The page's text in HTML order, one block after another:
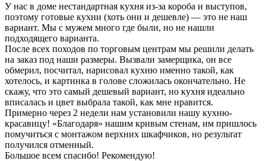
У нас в доме нестандартная кухня из-за короба и выступов,
поэтому готовые кухни (хоть они и дешевле) — это не наш
вариант. Мы с мужем много где были, но не нашли
подходящего варианта.
После всех походов по торговым центрам мы решили делать
на заказ под наши размеры. Вызвали замерщика, он все
обмерил, посчитал, нарисовал кухню именно такой, как
хотелось, и картинка в голове сложилась окончательно. Не
скажу, что это самый дешевый вариант, но кухня идеально
вписалась и цвет выбрала такой, как мне нравится.
Примерно через 2 недели нам установили нашу кухню-
красавицу! «Благодаря» нашим кривым стенам, им пришлось
помучиться с монтажом верхних шкафчиков, но результат
получился отменный.
Большое всем спасибо! Рекомендую!